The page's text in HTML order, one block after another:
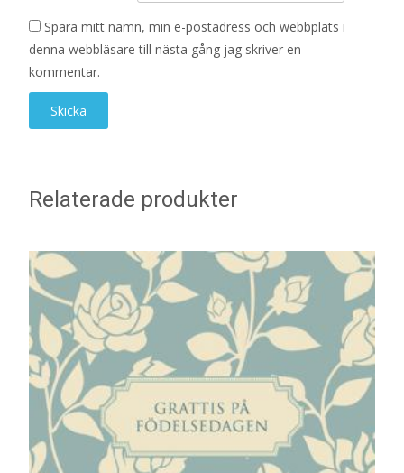
Spara mitt namn, min e-postadress och webbplats i
denna webbläsare till nästa gång jag skriver en
kommentar.
Relaterade produkter